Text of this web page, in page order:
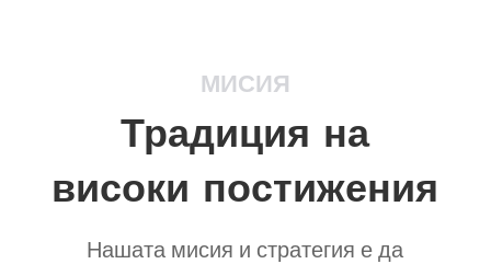
МИСИЯ
Традиция на
високи постижения
Нашата мисия и стратегия е да